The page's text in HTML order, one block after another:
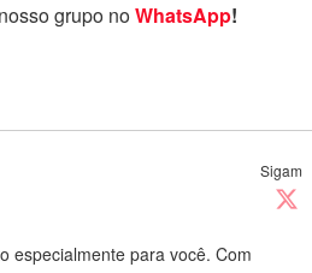
grupo noWhatsApp!
Sigam
especialmente para você. Com